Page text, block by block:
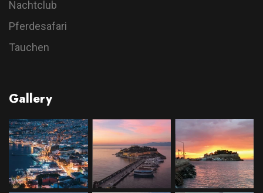
Nachtclub
Pferdesafari
Tauchen
Gallery